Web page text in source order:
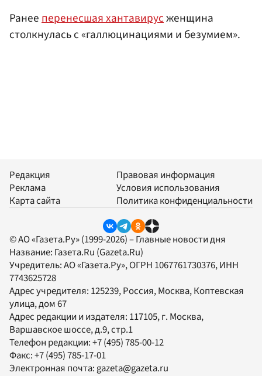
Ранееперенесшая хантавирусженщина
столкнулась с «галлюцинациями и безумием».
Редакция
Реклама
Карта сайта
Правовая информация
Условия использования
Политика конфиденциальности
© АО «Газета.Ру» (1999-2026) – Главные новости дня
Название: Газета.Ru (Gazeta.Ru)
Учредитель:АО «Газета.Ру», ОГРН 1067761730376, ИНН
7743625728
Адрес учредителя: 125239, Россия, Москва, Коптевская
улица, дом 67
Адрес редакции и издателя: 117105, г. Москва,
Варшавское шоссе, д.9, стр.1
Телефон редакции:+7 (495) 785-00-12
Факс:+7 (495) 785-17-01
Электронная почта: gazeta@gazeta.ru